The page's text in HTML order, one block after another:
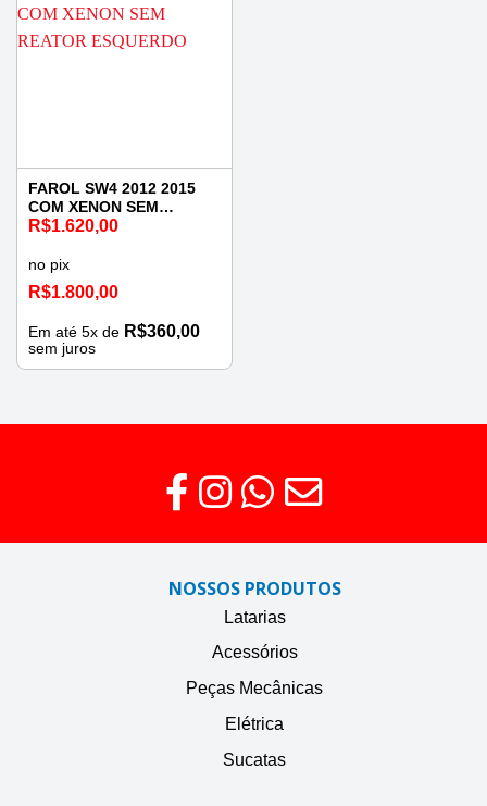
FAROL SW4 2012 2015
COM XENON SEM
REATOR ESQUERDO
R$1.620,00
no pix
R$1.800,00
Em até 5x de R$360,00
sem juros
NOSSOS PRODUTOS
Latarias
Acessórios
Peças Mecânicas
Elétrica
Sucatas